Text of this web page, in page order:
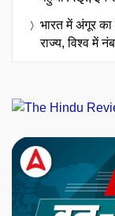
भारत में अंगूर
राज्य, विश्व में